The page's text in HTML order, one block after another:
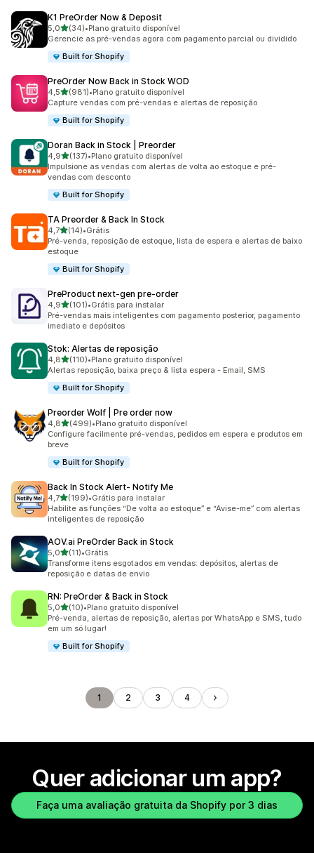
K1 PreOrder Now & Deposit
5,0de 5 estrelas
(34)
34 avaliações ao todo
•Plano gratuito disponível
Gerencie as pré-vendas agora com pagamento parcial ou dividido
Built for Shopify
PreOrder Now Back in Stock WOD
4,5de 5 estrelas
(981)
981 avaliações ao todo
•Plano gratuito disponível
Capture vendas com pré-vendas e alertas de reposição
Built for Shopify
Doran Back in Stock | Preorder
4,9de 5 estrelas
(137)
137 avaliações ao todo
•Plano gratuito disponível
Impulsione as vendas com alertas de volta ao estoque e pré-
vendas com desconto
Built for Shopify
TA Preorder & Back In Stock
4,7de 5 estrelas
(14)
14 avaliações ao todo
•Grátis
Pré-venda, reposição de estoque, lista de espera e alertas de baixo
estoque
Built for Shopify
PreProduct next‑gen pre‑order
4,9de 5 estrelas
(101)
101 avaliações ao todo
•Grátis para instalar
Pré-vendas mais inteligentes com pagamento posterior, pagamento
imediato e depósitos
Stok: Alertas de reposição
4,8de 5 estrelas
(110)
110 avaliações ao todo
•Plano gratuito disponível
Alertas reposição, baixa preço & lista espera - Email, SMS
Built for Shopify
Preorder Wolf | Pre order now
4,8de 5 estrelas
(499)
499 avaliações ao todo
•Plano gratuito disponível
Configure facilmente pré-vendas, pedidos em espera e produtos em
breve
Built for Shopify
Back In Stock Alert‑ Notify Me
4,7de 5 estrelas
(199)
199 avaliações ao todo
•Grátis para instalar
Habilite as funções “De volta ao estoque” e “Avise-me” com alertas
inteligentes de reposição
AOV.ai PreOrder Back in Stock
5,0de 5 estrelas
(11)
11 avaliações ao todo
•Grátis
Transforme itens esgotados em vendas: depósitos, alertas de
reposição e datas de envio
RN: PreOrder & Back in Stock
5,0de 5 estrelas
(10)
10 avaliações ao todo
•Plano gratuito disponível
Pré-venda, alertas de reposição, alertas por WhatsApp e SMS, tudo
em um só lugar!
Built for Shopify
1 2 3 4
Quer adicionar um app?
Faça uma avaliação gratuita da Shopify por 3 dias